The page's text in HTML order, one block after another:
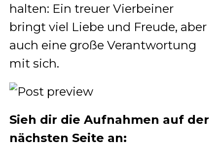
halten: Ein treuer Vierbeiner
bringt viel Liebe und Freude, aber
auch eine große Verantwortung
mit sich.
Sieh dir die Aufnahmen auf der
nächsten Seite an: